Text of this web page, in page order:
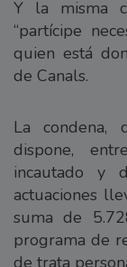
Y la misma
“partícipe
quien está
de Canals.
La condena,
dispone,
incautado y
actuaciones
suma de
programa de